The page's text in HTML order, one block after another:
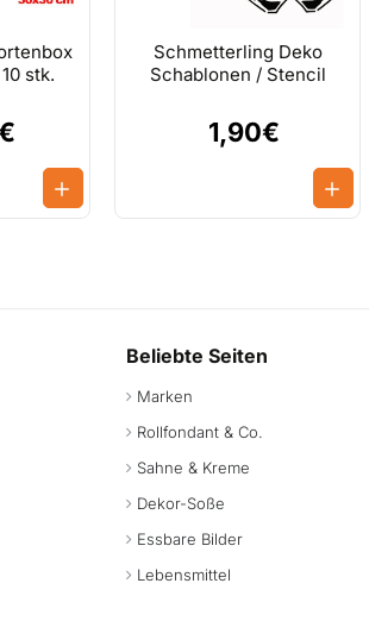
stk.
Schmetterling Deko
Schablonen / Stencil
1,90€
Beliebte Seiten
Marken
Rollfondant & Co.
Sahne & Kreme
Dekor-Soße
Essbare Bilder
Lebensmittel